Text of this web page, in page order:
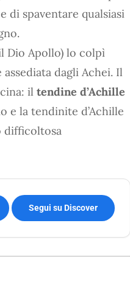
di spaventare qualsiasi
Dio Apollo) lo colpì
dagli Achei. Il
il tendine d’Achille
e la tendinite d’Achille
difficoltosa
Segui su Discover